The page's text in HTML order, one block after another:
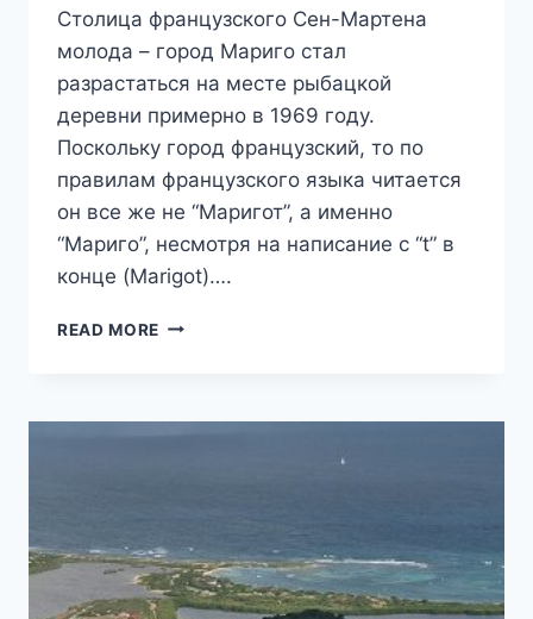
Столица французского Сен-Мартена
молода – город Мариго стал
разрастаться на месте рыбацкой
деревни примерно в 1969 году.
Поскольку город французский, то по
правилам французского языка читается
он все же не “Маригот”, а именно
“Мариго”, несмотря на написание с “t” в
конце (Marigot)….
READ MORE ГОРОД
СЕН-